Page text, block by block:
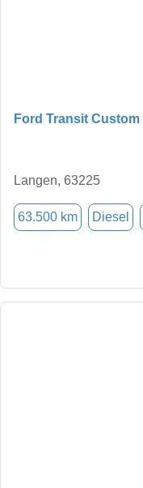
Ford Transit Custom
Langen, 63225
63.500 km Diesel